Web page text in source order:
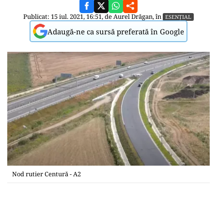
Publicat: 15 iul. 2021, 16:51, deAurel Drăgan, în ESENȚIAL
Adaugă-ne ca sursă preferată în Google
Nod rutier Centură - A2